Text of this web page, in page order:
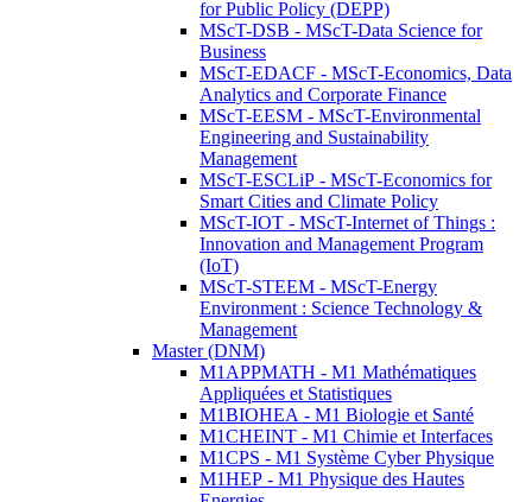
for Public Policy (DEPP)
MScT-DSB - MScT-Data Science for
Business
MScT-EDACF - MScT-Economics, Data
Analytics and Corporate Finance
MScT-EESM - MScT-Environmental
Engineering and Sustainability
Management
MScT-ESCLiP - MScT-Economics for
Smart Cities and Climate Policy
MScT-IOT - MScT-Internet of Things :
Innovation and Management Program
(IoT)
MScT-STEEM - MScT-Energy
Environment : Science Technology &
Management
Master (DNM)
M1APPMATH - M1 Mathématiques
Appliquées et Statistiques
M1BIOHEA - M1 Biologie et Santé
M1CHEINT - M1 Chimie et Interfaces
M1CPS - M1 Système Cyber Physique
M1HEP - M1 Physique des Hautes